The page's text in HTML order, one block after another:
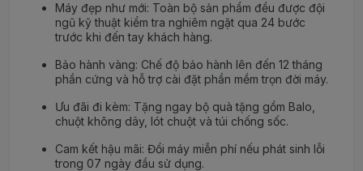
Máy đẹp như mới: Toàn bộ sản phẩm đều được đội
ngũ kỹ thuật kiểm tra nghiêm ngặt qua 24 bước
trước khi đến tay khách hàng.
Bảo hành vàng: Chế độ bảo hành lên đến 12 tháng
phần cứng và hỗ trợ cài đặt phần mềm trọn đời máy.
Ưu đãi đi kèm: Tặng ngay bộ quà tặng gồm Balo,
chuột không dây, lót chuột và túi chống sốc.
Cam kết hậu mãi: Đổi máy miễn phí nếu phát sinh lỗi
trong 07 ngày đầu sử dụng.